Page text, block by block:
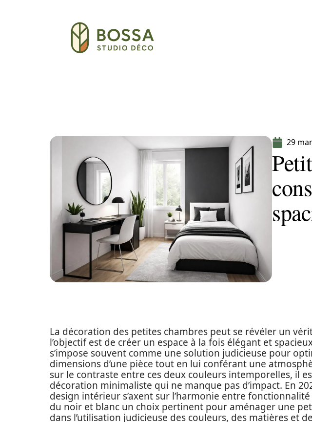
29
La décoration des petites chambres peut se révéler un
l’objectif est de créer un espace à la fois élégant et
s’impose souvent comme une solution judicieuse pour
dimensions d’une pièce tout en lui conférant une
sur le contraste entre ces deux couleurs intemporelles, il
décoration minimaliste qui ne manque pas d’impact. En
design intérieur s’axent sur l’harmonie entre
du noir et blanc un choix pertinent pour aménager une
dans l’utilisation judicieuse des couleurs, des matières et